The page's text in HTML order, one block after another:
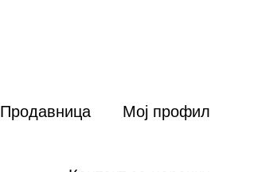
Продавница Мој профил